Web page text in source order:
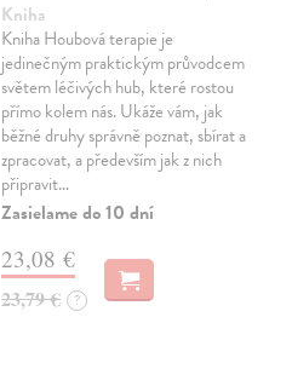
Kniha
Kniha Houbová terapie je
jedinečným praktickým průvodcem
světem léčivých hub, které rostou
přímo kolem nás. Ukáže vám, jak
běžné druhy správně poznat, sbírat a
zpracovat, a především jak z nich
připravit…
Zasielame do 10 dní
23,08 €
23,79 € ?